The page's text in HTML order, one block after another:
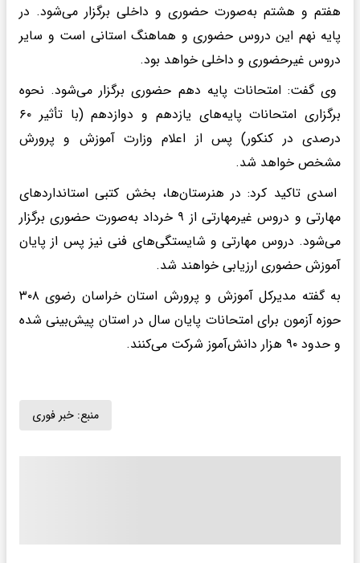
هفتم و هشتم به‌صورت حضوری و داخلی برگزار می‌شود. در
پایه نهم این دروس حضوری و هماهنگ استانی است و سایر
دروس غیرحضوری و داخلی خواهد بود.
وی گفت: امتحانات پایه دهم حضوری برگزار می‌شود. نحوه
برگزاری امتحانات پایه‌های یازدهم و دوازدهم (با تأثیر ۶۰
درصدی در کنکور) پس از اعلام وزارت آموزش و پرورش
مشخص خواهد شد.
اسدی تاکید کرد: در هنرستان‌ها، بخش کتبی استانداردهای
مهارتی و دروس غیرمهارتی از ۹ خرداد به‌صورت حضوری برگزار
می‌شود. دروس مهارتی و شایستگی‌های فنی نیز پس از پایان
آموزش حضوری ارزیابی خواهند شد.
به گفته مدیرکل آموزش و پرورش استان خراسان رضوی ۳۰۸
حوزه آزمون برای امتحانات پایان سال در استان پیش‌بینی شده
و حدود ۹۰ هزار دانش‌آموز شرکت می‌کنند.
منبع: خبر فوری